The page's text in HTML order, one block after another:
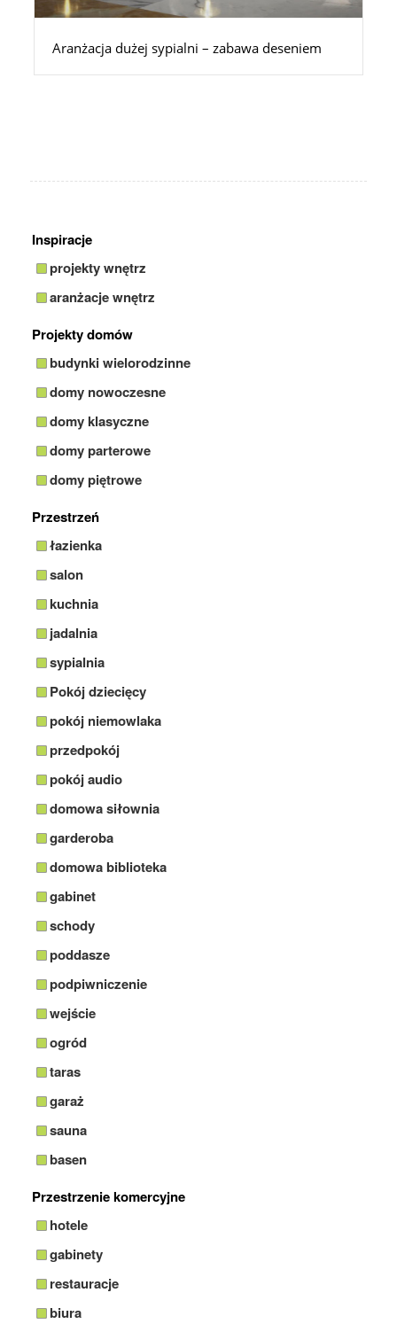
Aranżacja dużej sypialni – zabawa deseniem
Inspiracje
projekty wnętrz
aranżacje wnętrz
Projekty domów
budynki wielorodzinne
domy nowoczesne
domy klasyczne
domy parterowe
domy piętrowe
Przestrzeń
łazienka
salon
kuchnia
jadalnia
sypialnia
Pokój dziecięcy
pokój niemowlaka
przedpokój
pokój audio
domowa siłownia
garderoba
domowa biblioteka
gabinet
schody
poddasze
podpiwniczenie
wejście
ogród
taras
garaż
sauna
basen
Przestrzenie komercyjne
hotele
gabinety
restauracje
biura